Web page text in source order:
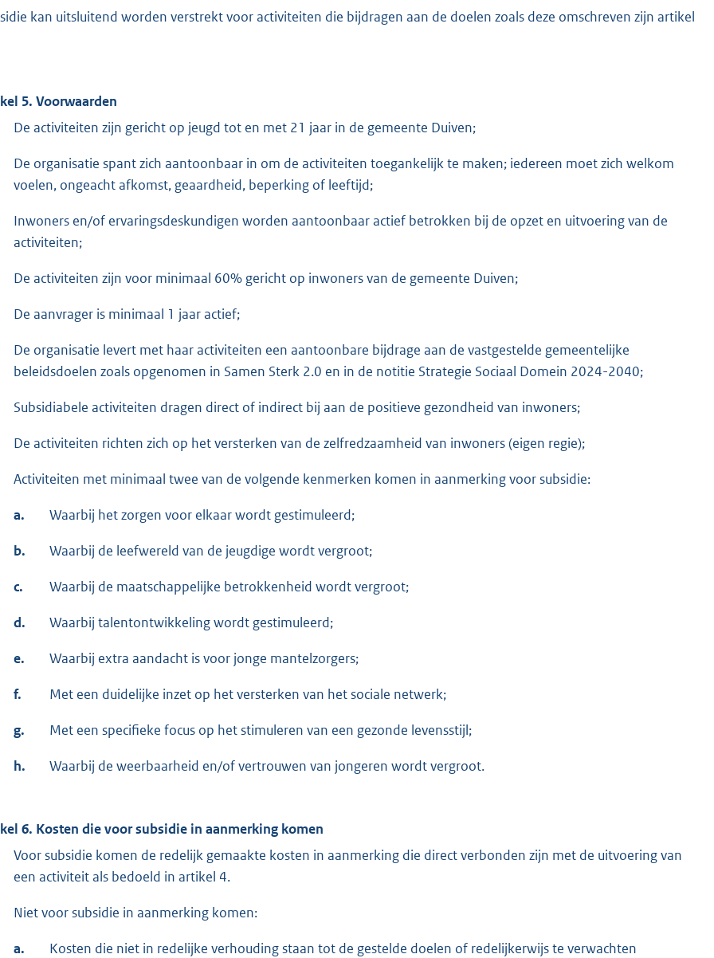
kan uitsluitend worden verstrekt voor activiteiten die bijdragen aan de doelen zoals deze omschreven zijn artikel
5. Voorwaarden
De activiteiten zijn gericht op jeugd tot en met 21 jaar in de gemeente Duiven;
De organisatie spant zich aantoonbaar in om de activiteiten toegankelijk te maken; iedereen moet zich welkom
voelen, ongeacht afkomst, geaardheid, beperking of leeftijd;
Inwoners en/of ervaringsdeskundigen worden aantoonbaar actief betrokken bij de opzet en uitvoering van de
activiteiten;
De activiteiten zijn voor minimaal 60% gericht op inwoners van de gemeente Duiven;
De aanvrager is minimaal 1 jaar actief;
De organisatie levert met haar activiteiten een aantoonbare bijdrage aan de vastgestelde gemeentelijke
beleidsdoelen zoals opgenomen in Samen Sterk 2.0 en in de notitie Strategie Sociaal Domein 2024-2040;
Subsidiabele activiteiten dragen direct of indirect bij aan de positieve gezondheid van inwoners;
De activiteiten richten zich op het versterken van de zelfredzaamheid van inwoners (eigen regie);
Activiteiten met minimaal twee van de volgende kenmerken komen in aanmerking voor subsidie:
a. Waarbij het zorgen voor elkaar wordt gestimuleerd;
b. Waarbij de leefwereld van de jeugdige wordt vergroot;
c. Waarbij de maatschappelijke betrokkenheid wordt vergroot;
d. Waarbij talentontwikkeling wordt gestimuleerd;
e. Waarbij extra aandacht is voor jonge mantelzorgers;
f. Met een duidelijke inzet op het versterken van het sociale netwerk;
g. Met een specifieke focus op het stimuleren van een gezonde levensstijl;
h. Waarbij de weerbaarheid en/of vertrouwen van jongeren wordt vergroot.
6. Kosten die voor subsidie in aanmerking komen
Voor subsidie komen de redelijk gemaakte kosten in aanmerking die direct verbonden zijn met de uitvoering van
een activiteit als bedoeld in artikel 4.
Niet voor subsidie in aanmerking komen:
a.
Kosten die niet in redelijke verhouding staan tot de gestelde doelen of redelijkerwijs te verwachten